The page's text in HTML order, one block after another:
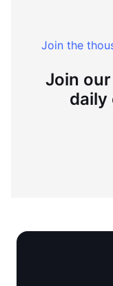
Join the
Join
daily